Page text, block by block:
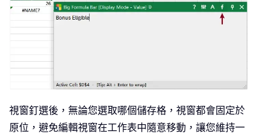
視窗釘選後，無論您選取哪個儲存格，視窗都會固定於
原位，避免編輯視窗在工作表中隨意移動，讓您維持一